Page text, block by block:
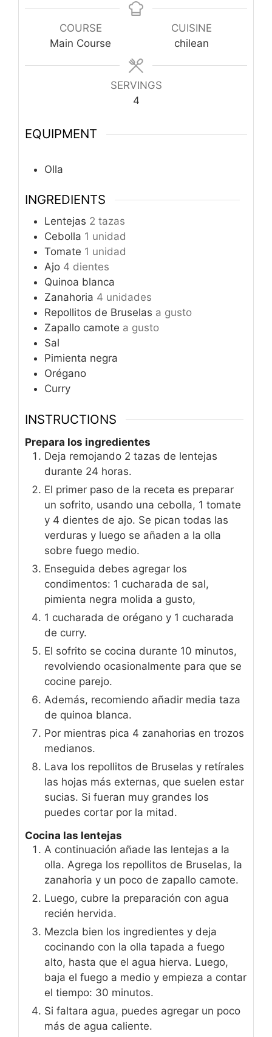
COURSE
Main Course
CUISINE
chilean
SERVINGS
4
EQUIPMENT
Olla
INGREDIENTS
Lentejas 2 tazas
Cebolla 1 unidad
Tomate 1 unidad
Ajo 4 dientes
Quinoa blanca
Zanahoria 4 unidades
Repollitos de Bruselas a gusto
Zapallo camote a gusto
Sal
Pimienta negra
Orégano
Curry
INSTRUCTIONS
Prepara los ingredientes
Deja remojando 2 tazas de lentejas
durante 24 horas.
El primer paso de la receta es preparar
un sofrito, usando una cebolla, 1 tomate
y 4 dientes de ajo. Se pican todas las
verduras y luego se añaden a la olla
sobre fuego medio.
Enseguida debes agregar los
condimentos: 1 cucharada de sal,
pimienta negra molida a gusto,
1 cucharada de orégano y 1 cucharada
de curry.
El sofrito se cocina durante 10 minutos,
revolviendo ocasionalmente para que se
cocine parejo.
Además, recomiendo añadir media taza
de quinoa blanca.
Por mientras pica 4 zanahorias en trozos
medianos.
Lava los repollitos de Bruselas y retírales
las hojas más externas, que suelen estar
sucias. Si fueran muy grandes los
puedes cortar por la mitad.
Cocina las lentejas
A continuación añade las lentejas a la
olla. Agrega los repollitos de Bruselas, la
zanahoria y un poco de zapallo camote.
Luego, cubre la preparación con agua
recién hervida.
Mezcla bien los ingredientes y deja
cocinando con la olla tapada a fuego
alto, hasta que el agua hierva. Luego,
baja el fuego a medio y empieza a contar
el tiempo: 30 minutos.
Si faltara agua, puedes agregar un poco
más de agua caliente.